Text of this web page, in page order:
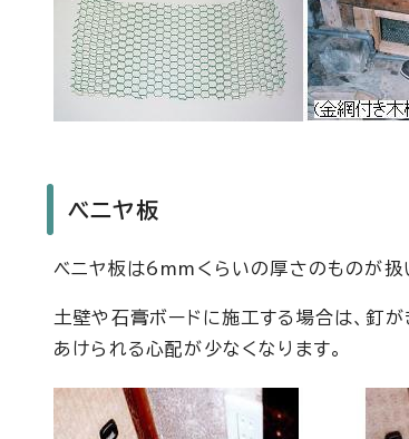
ベニヤ板
ベニヤ板は6mmくらいの厚さのものが扱
土壁や石膏ボードに施工する場合は、釘
あけられる心配が少なくなります。